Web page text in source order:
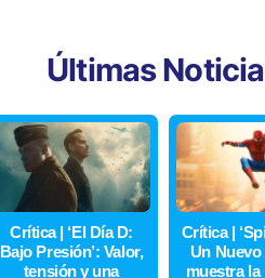
Últimas
Crítica | ‘El Día D:
Bajo Presión’: Valor,
tensión y una
Crítica |
Un Nuevo
muestra la